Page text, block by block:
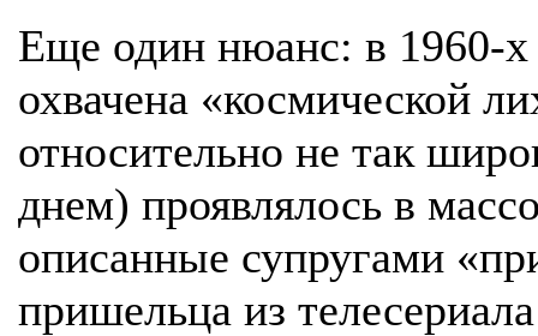
Еще один нюанс: в 1960-х
охвачена «космической
относительно не так
днем) проявлялось в
описанные супругами
пришельца из